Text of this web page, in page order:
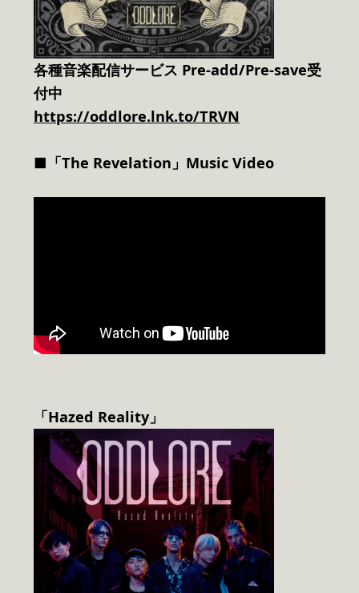
各種音楽配信サービス Pre-add/Pre-save受
付中
https://oddlore.lnk.to/TRVN
■「The Revelation」Music Video
「Hazed Reality」